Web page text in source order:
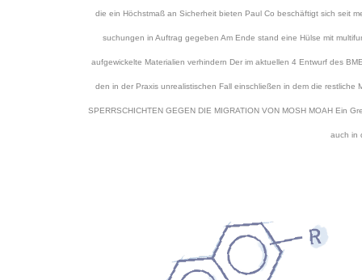
die ein Höchstmaß an Sicherheit bieten Paul Co beschäftigt sich seit
suchungen in Auftrag gegeben Am Ende stand eine Hülse mit
aufgewickelte Materialien verhindern Der im aktuellen 4 Entwurf des
den in der Praxis unrealistischen Fall einschließen in dem die
SPERRSCHICHTEN GEGEN DIE MIGRATION VON MOSH MOAH Ein
auch in